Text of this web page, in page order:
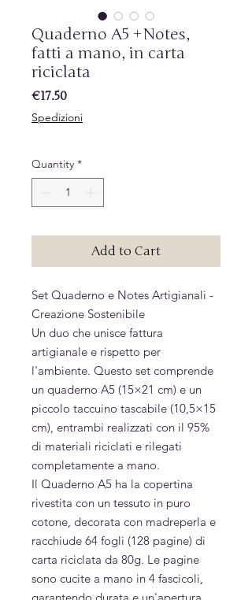
Quaderno A5 +Notes,
fatti a mano, in carta
riciclata
€17.50Price
Spedizioni
Quantity *
Add to Cart
Set Quaderno e Notes Artigianali -
Creazione Sostenibile
Un duo che unisce fattura
artigianale e rispetto per
l'ambiente. Questo set comprende
un quaderno A5 (15×21 cm) e un
piccolo taccuino tascabile (10,5×15
cm), entrambi realizzati con il 95%
di materiali riciclati e rilegati
completamente a mano.
Il Quaderno A5 ha la copertina
rivestita con un tessuto in puro
cotone, decorata con madreperla e
racchiude 64 fogli (128 pagine) di
carta riciclata da 80g. Le pagine
sono cucite a mano in 4 fascicoli,